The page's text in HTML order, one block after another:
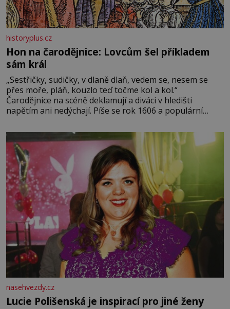
historyplus.cz
Hon na čarodějnice: Lovcům šel příkladem
sám král
„Sestřičky, sudičky, v dlaně dlaň, vedem se, nesem se
přes moře, pláň, kouzlo teď točme kol a kol.“
Čarodějnice na scéně deklamují a diváci v hledišti
napětím ani nedýchají. Píše se rok 1606 a populární
Tragédii o Macbethovi. Napsal ji pro krále Jakuba I., jenž
v roce 1603 vystřídal
nasehvezdy.cz
Lucie Polišenská je inspirací pro jiné ženy